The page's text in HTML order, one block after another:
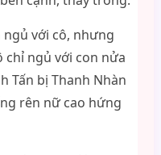
ngủ với cô, nhưng
chỉ ngủ với con nửa
Tấn bị Thanh Nhàn
rên nữ cao hứng